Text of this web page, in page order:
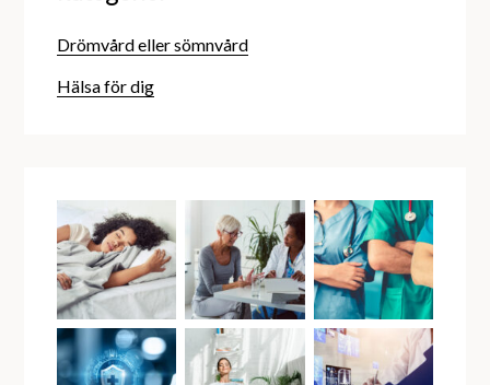
Drömvård eller sömnvård
Hälsa för dig